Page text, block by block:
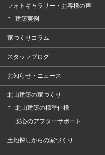
フォトギャラリー・お客様の声
建築実例
家づくりコラム
スタッフブログ
お知らせ・ニュース
北山建築の家づくり
北山建築の標準仕様
安心のアフターサポート
土地探しからの家づくり